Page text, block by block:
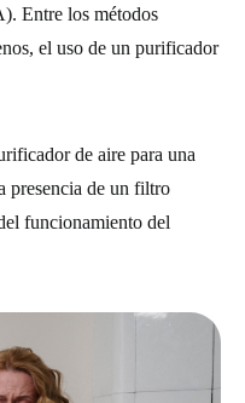
Entre los métodos
el uso de un purificador
de aire para una
presencia de un filtro
funcionamiento del